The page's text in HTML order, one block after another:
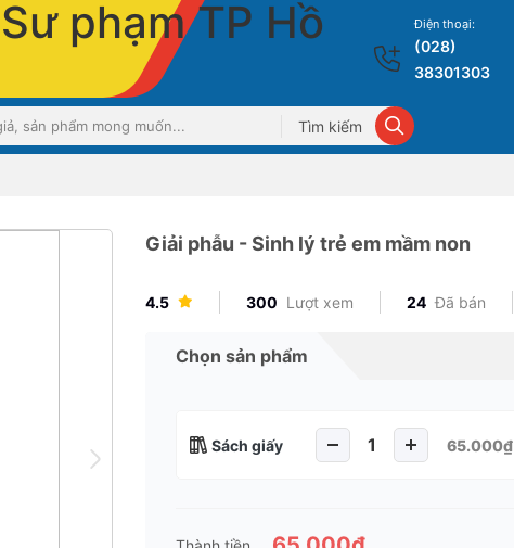
Điện thoại:
(028)
38301303
Tìm kiếm
Giải phẫu - Sinh lý trẻ em mầm non
4.5 300 Lượt xem 24 Đã bán
Chọn sản phẩm
Sách giấy 65.000₫